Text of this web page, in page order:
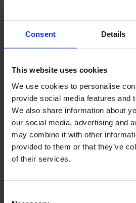
Consent Details
This website uses cookies
We use cookies to personalise
provide social media features and
We also share information about
our social media, advertising and
may combine it with other
provided to them or that they’ve
of their services.